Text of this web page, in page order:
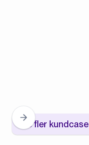
Se fler kundcase